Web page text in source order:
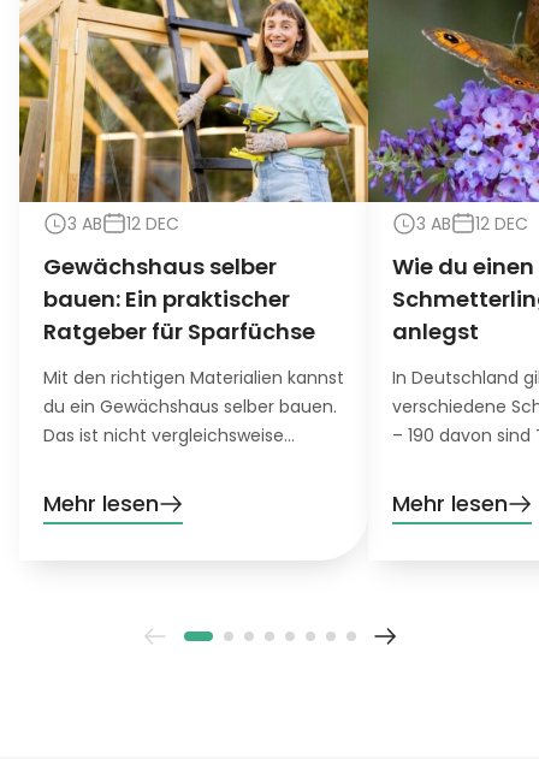
3 AB 12 DEC
Gewächshaus selber
bauen: Ein praktischer
Ratgeber für Sparfüchse
Mit den richtigen Materialien kannst
du ein Gewächshaus selber bauen.
Das ist nicht vergleichsweise
Pflanzen einen genau so schönen
Ort zum Wachsen und Gedeihen
Mehr lesen
3 AB 12 DEC
Wie du einen
anlegst
In Deutschland
verschiedene
– 190 davon
Mehr lesen